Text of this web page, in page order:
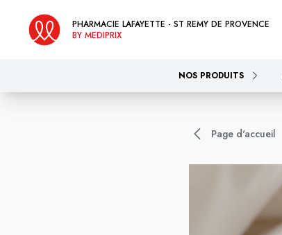
PHARMACIE LAFAYETTE - ST REMY DE PROVENCE
BY MEDIPRIX
NOS PRODUITS
Page d'accueil